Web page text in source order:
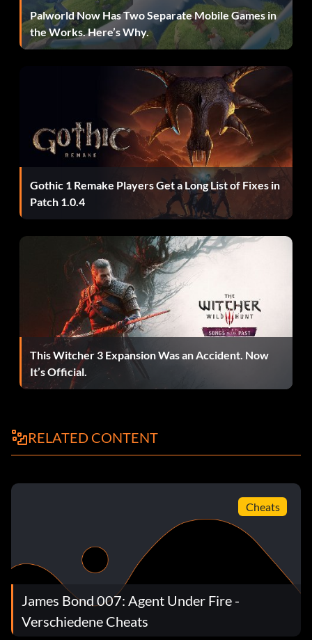
bekommt"
Betretet zuerst den Belüftungsturm mit eurer Q-Kralle,
springt dann auf den Boden, bleibt aber hinter dem Kerl,
der am Computer tippt, holt eure Faust aus und schlagt ihn
von hinten, dann seht ihr eine rote Schlüsselkarte auf dem
Schreibtisch, hebt sie auf und entschlüsselt die Tür vor
dem Computer, geht rüber zur Amory-Tür und dort ist ein
Schlitz, in den ihr die Schlüsselkarte stecken könnt, dann
öffnet sich die Tür und ein Raketenwerfer und 4 Granaten
befinden sich darin. GENIESSEN
Palworld Now Has Two Separate Mobile Games in
the Works. Here’s Why.
Gothic 1 Remake Players Get a Long List of Fixes in
Patch 1.0.4
This Witcher 3 Expansion Was an Accident. Now
It’s Official.
RELATED CONTENT
Cheats
James Bond 007: Agent Under Fire -
Verschiedene Cheats